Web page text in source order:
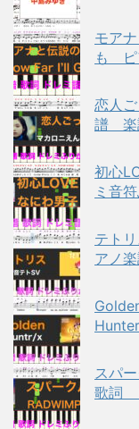
モア
も ピ
恋人
譜
初心
ミ音
テト
アノ
スパ
歌詞